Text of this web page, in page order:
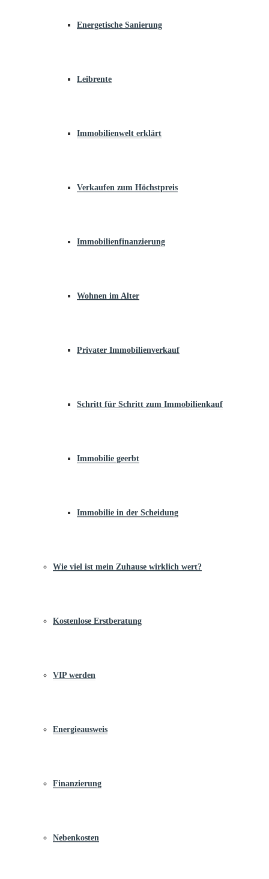
Energetische Sanierung
Leibrente
Immobilienwelt erklärt
Verkaufen zum Höchstpreis
Immobilienfinanzierung
Wohnen im Alter
Privater Immobilienverkauf
Schritt für Schritt zum Immobilienkauf
Immobilie geerbt
Immobilie in der Scheidung
Wie viel ist mein Zuhause wirklich wert?
Kostenlose Erstberatung
VIP werden
Energieausweis
Finanzierung
Nebenkosten